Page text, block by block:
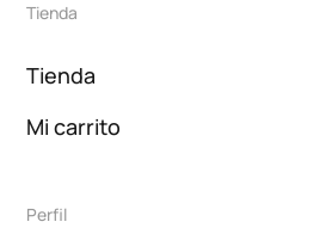
Tienda
Tienda
Mi carrito
Perfil